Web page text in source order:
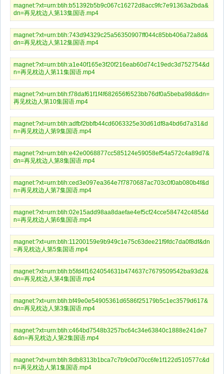
magnet:?xt=urn:btih:b51392b5b9c067c16272d8acc9fc7e91363a2bda&
dn=再见枕边人第13集国语.mp4
magnet:?xt=urn:btih:743d94329c25a56350907ff044c85bb406a72a8d&
dn=再见枕边人第12集国语.mp4
magnet:?xt=urn:btih:a1e40f165e3f20f216eab60d74c19edc3d752754&d
n=再见枕边人第11集国语.mp4
magnet:?xt=urn:btih:f78daf61f1f4f682656f6523bb76df0a5beba98d&dn=
再见枕边人第10集国语.mp4
magnet:?xt=urn:btih:adfbf2bbfb44cd6063325e30d61df8a4bd6d7a31&d
n=再见枕边人第9集国语.mp4
magnet:?xt=urn:btih:e42e0068877cc585124e59058ef54a572c4a89d7&
dn=再见枕边人第8集国语.mp4
magnet:?xt=urn:btih:ced3e097ea364e7f7870687ac703c0f0ab080b4f&d
n=再见枕边人第7集国语.mp4
magnet:?xt=urn:btih:02e15add98aa8daefae4ef5cf24cce584742c485&d
n=再见枕边人第6集国语.mp4
magnet:?xt=urn:btih:11200159e9b949c1e75c63dee21f9fdc7da0f8df&dn
=再见枕边人第5集国语.mp4
magnet:?xt=urn:btih:b5fd4f1624054631b474637c7679509542ba93d2&
dn=再见枕边人第4集国语.mp4
magnet:?xt=urn:btih:bf49e0e54905361d6586f25179b5c1ec3579d617&
dn=再见枕边人第3集国语.mp4
magnet:?xt=urn:btih:c464bd7548b3257bc64c34e63840c1888e241de7
&dn=再见枕边人第2集国语.mp4
magnet:?xt=urn:btih:8db8313b1bca7c7b9c0d70cc6fe1f122d510577c&d
n=再见枕边人第1集国语.mp4